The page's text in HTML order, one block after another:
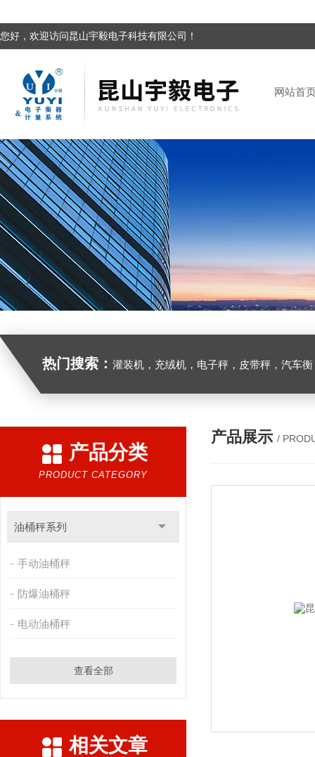
您好，欢迎访问昆山宇毅电子科技有限公司！
网站首
热门搜索： 灌装机，充绒机，电子秤，皮带秤，汽车
产品分类
PRODUCT CATEGORY
油桶秤系列
手动油桶秤
防爆油桶秤
电动油桶秤
查看全部
相关文章
产品展示 /